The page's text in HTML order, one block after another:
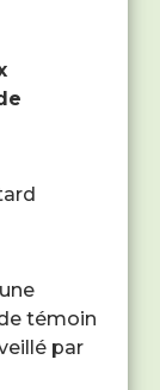
témoin
par